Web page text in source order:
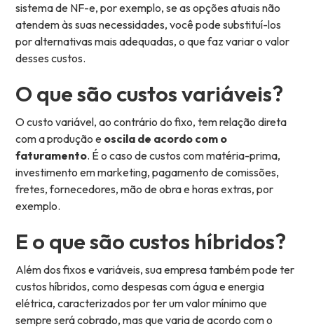
sistema de NF-e, por exemplo, se as opções atuais não
atendem às suas necessidades, você pode substituí-los
por alternativas mais adequadas, o que faz variar o valor
desses custos.
O que são custos variáveis?
O custo variável, ao contrário do fixo, tem relação direta
com a produção e oscila de acordo com o
faturamento. É o caso de custos com matéria-prima,
investimento em marketing, pagamento de comissões,
fretes, fornecedores, mão de obra e horas extras, por
exemplo.
E o que são custos híbridos?
Além dos fixos e variáveis, sua empresa também pode ter
custos híbridos, como despesas com água e energia
elétrica, caracterizados por ter um valor mínimo que
sempre será cobrado, mas que varia de acordo com o